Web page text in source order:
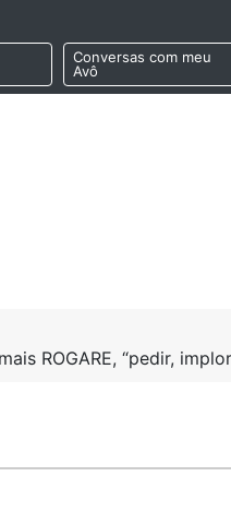
Conversas com meu
Avô
ROGARE, “pedir,